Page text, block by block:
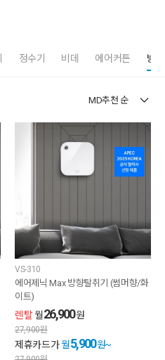
정수기 비데 에어커튼 방
VS-310
에어제닉 Max 방향탈취기 (썸머향/화
이트)
렌탈 월26,900원
27,900원
제휴카드가 월5,900원~